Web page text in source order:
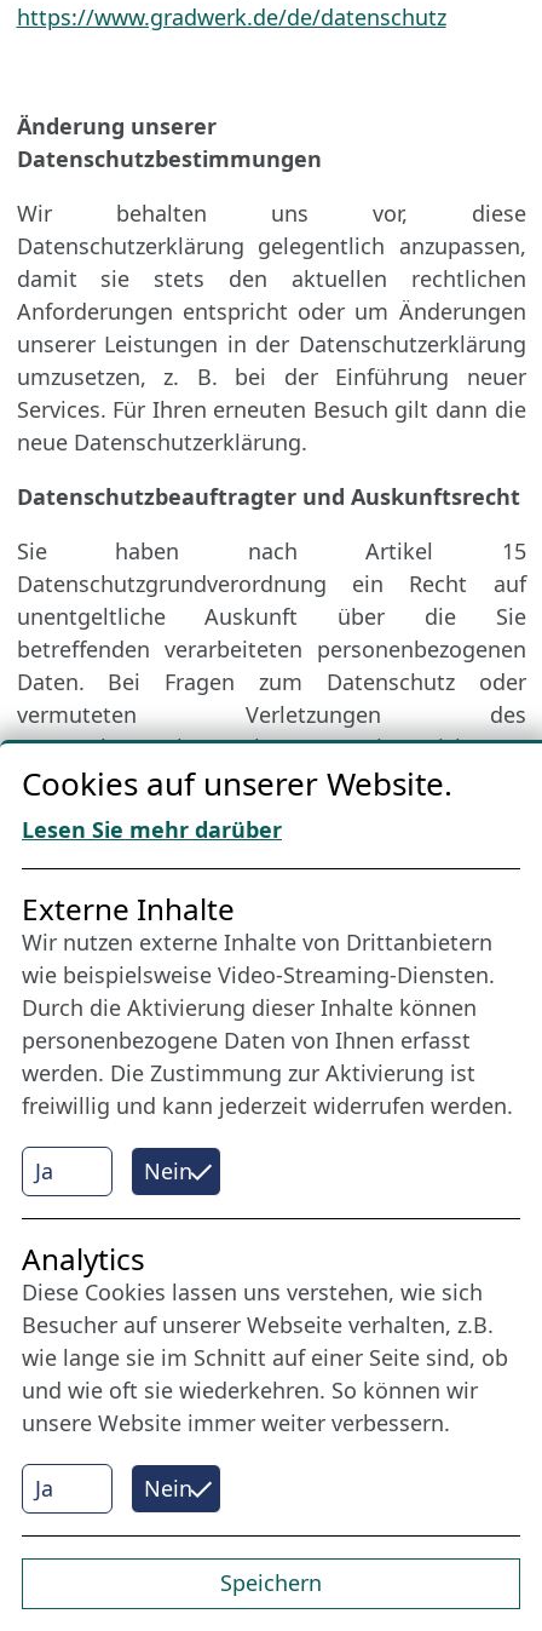
https://www.gradwerk.de/de/datenschutz
Änderung unserer
Datenschutzbestimmungen
Wir behalten uns vor, diese
Datenschutzerklärung gelegentlich anzupassen,
damit sie stets den aktuellen rechtlichen
Anforderungen entspricht oder um Änderungen
unserer Leistungen in der Datenschutzerklärung
umzusetzen, z. B. bei der Einführung neuer
Services. Für Ihren erneuten Besuch gilt dann die
neue Datenschutzerklärung.
Datenschutzbeauftragter und Auskunftsrecht
Sie haben nach Artikel 15
Datenschutzgrundverordnung ein Recht auf
unentgeltliche Auskunft über die Sie
betreffenden verarbeiteten personenbezogenen
Daten. Bei Fragen zum Datenschutz oder
vermuteten Verletzungen des
Datenschutzrechtes können Sie sich an
die Datenschutzbeauftragte der Hansestadt
Kontakt & Social Media
Datenschutzerklärung
Cookie-Richtlinien
Download „Nordic Tango“
Freundes­kreis
Bleiben Sie uns das ganze Jahr über verbunden:
Lübeck.
Mehr erfahren
Cookies auf unserer Website.
Lesen Sie mehr darüber
Ja Nein
Externe Inhalte
Wir nutzen externe Inhalte von Drittanbietern
wie beispielsweise Video-Streaming-Diensten.
Durch die Aktivierung dieser Inhalte können
personenbezogene Daten von Ihnen erfasst
werden. Die Zustimmung zur Aktivierung ist
freiwillig und kann jederzeit widerrufen werden.
Ja Nein
Analytics
Diese Cookies lassen uns verstehen, wie sich
Besucher auf unserer Webseite verhalten, z.B.
wie lange sie im Schnitt auf einer Seite sind, ob
und wie oft sie wiederkehren. So können wir
unsere Website immer weiter verbessern.
Speichern